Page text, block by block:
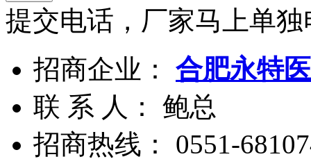
提交电话，厂家马上单
招商企业： 合肥永特
联 系 人： 鲍总
招商热线： 0551-